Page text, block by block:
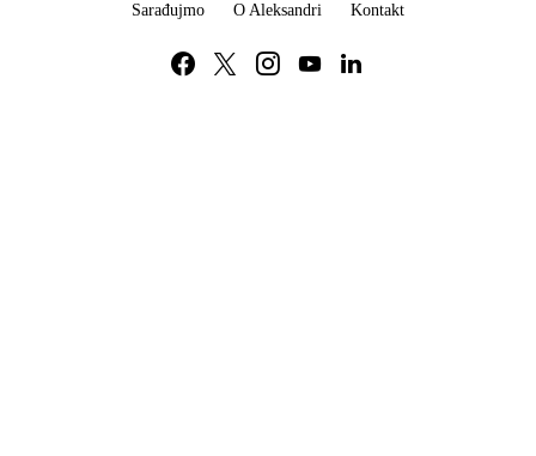
Sarađujmo O Aleksandri Kontakt